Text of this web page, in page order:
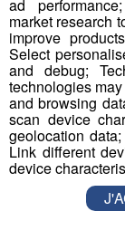
ad
market research
improve
Select
and debug;
technologies
and browsing
scan device
geolocation
Link different
device